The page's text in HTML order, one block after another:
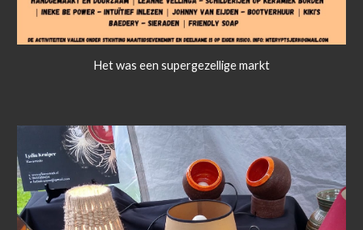
Het was een supergezellige markt